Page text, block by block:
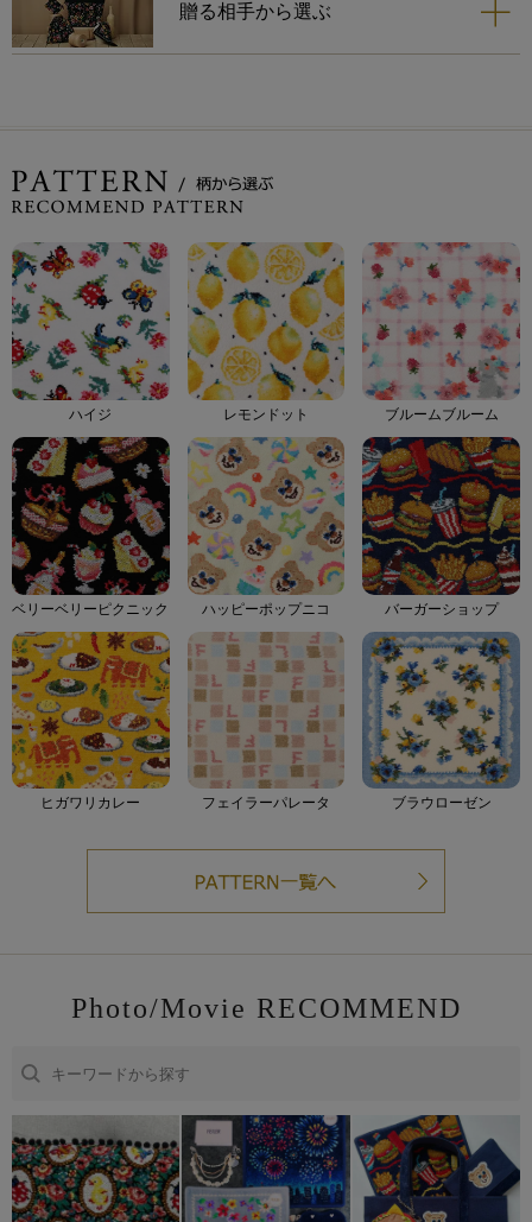
贈る相手から選ぶ
ハイジ レモンドット ブルームブルーム
ベリーベリーピクニック ハッピーポップニコ バーガーショップ
ヒガワリカレー フェイラーパレータ ブラウローゼン
Photo/Movie RECOMMEND